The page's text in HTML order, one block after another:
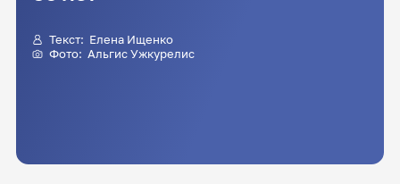
Текст: Елена Ищенко
Фото: Альгис Ужкурелис